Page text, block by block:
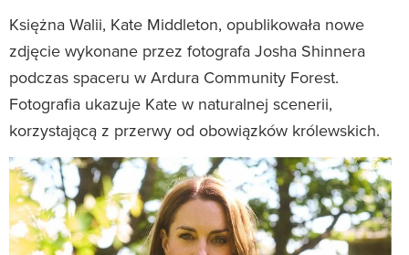
Księżna Walii, Kate Middleton, opublikowała nowe
zdjęcie wykonane przez fotografa Josha Shinnera
podczas spaceru w Ardura Community Forest.
Fotografia ukazuje Kate w naturalnej scenerii,
korzystającą z przerwy od obowiązków królewskich.